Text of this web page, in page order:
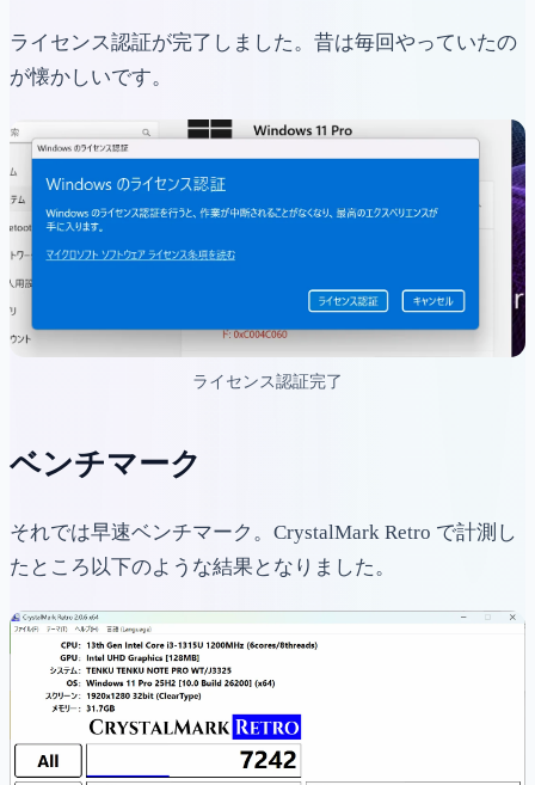
ライセンス認証が完了しました。昔は毎回やっていたの
が懐かしいです。
ライセンス認証完了
ベンチマーク
それでは早速ベンチマーク。CrystalMark Retro で計測し
たところ以下のような結果となりました。